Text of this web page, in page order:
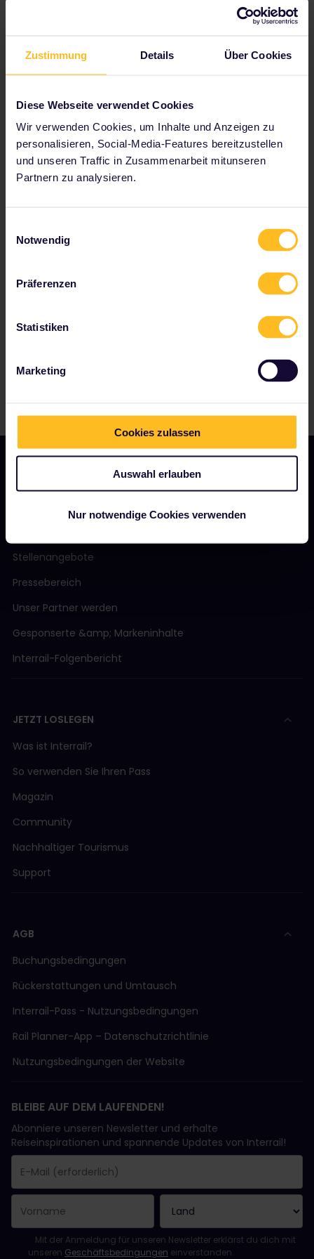
Zustimmung Details Über Cookies
Diese Webseite verwendet Cookies
Wir verwenden Cookies, um Inhalte und Anzeigen zu
personalisieren, Social-Media-Features bereitzustellen
und unseren Traffic in Zusammenarbeit mitunseren
Partnern zu analysieren.
Notwendig
Präferenzen
Statistiken
Marketing
Cookies zulassen
Auswahl erlauben
Nur notwendige Cookies verwenden
Beginnen Sie jetzt mit der Planung Ihres Interrail-
Karte des europäischen Streckennetzes anzeigen
Infos zu Reservierungen lesen
Jugendherberge buchen
Ermäßigungen mit deinem Pass erhalten
Stellenangebote
Pressebereich
Unser Partner werden
Gesponserte &amp; Markeninhalte
Interrail-Folgenbericht
JETZT LOSLEGEN
Was ist Interrail?
So verwenden Sie Ihren Pass
Magazin
Community
Nachhaltiger Tourismus
Support
AGB
Buchungsbedingungen
Rückerstattungen und Umtausch
Interrail-Pass - Nutzungsbedingungen
Rail Planner-App – Datenschutzrichtlinie
Nutzungsbedingungen der Website
BLEIBE AUF DEM LAUFENDEN!
Abonniere unseren Newsletter und erhalte
Reiseinspirationen und spannende Updates von Interrail!
Sie haben sich erfolgreich angemeldet.
Das Feld „E-Mail-Adresse“ ist ein Pflichtfeld!
Diese E-Mail-Adresse ist ungültig!
Beim Abonnieren des Newsletters ist ein Fehler aufgetreten.
Du hast diesen Newsletter bereits abonniert!
Bitte stimme den Allgemeinen Geschäftsbedingungen zu, um
Mit der Anmeldung für unseren Newsletter erklärst du dich mit
unseren Geschäftsbedingungen einverstanden.